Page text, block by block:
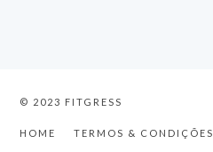
© 2023 FITGRESS
HOME TERMOS & CONDIÇÕES